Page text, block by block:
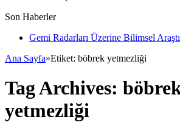
Son Haberler
Gemi Radarları Üzerine Bilimsel
Ana Sayfa»Etiket: böbrek yetmezliği
Tag Archives:
yetmezliği